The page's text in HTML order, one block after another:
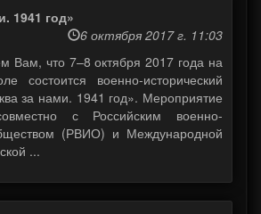
1941 год»
6 октября 2017 г. 11:03
Вам, что 7–8 октября 2017 года на
состоится военно-исторический
за нами. 1941 год». Мероприятие
с Российским военно-
(РВИО) и Международной
...